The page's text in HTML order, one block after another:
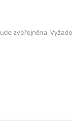
zveřejněna.